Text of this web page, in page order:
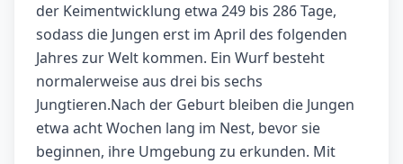
der Keimentwicklung etwa 249 bis 286 Tage,
sodass die Jungen erst im April des folgenden
Jahres zur Welt kommen. Ein Wurf besteht
normalerweise aus drei bis sechs
Jungtieren.Nach der Geburt bleiben die Jungen
etwa acht Wochen lang im Nest, bevor sie
beginnen, ihre Umgebung zu erkunden. Mit